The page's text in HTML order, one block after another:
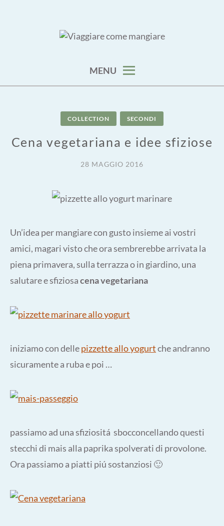
MENU
COLLECTION SECONDI
Cena vegetariana e idee sfiziose
28 MAGGIO 2016
Un’idea per mangiare con gusto insieme ai vostri
amici, magari visto che ora sembrerebbe arrivata la
piena primavera, sulla terrazza o in giardino, una
salutare e sfiziosacena vegetariana
iniziamo con dellepizzette allo yogurtche andranno
sicuramente a ruba e poi …
passiamo ad una sfiziositá sbocconcellando questi
stecchi di mais alla paprika spolverati di provolone.
Ora passiamo a piatti piú sostanziosi 🙂